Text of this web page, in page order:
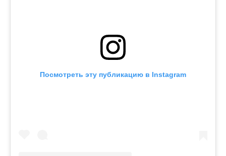
Посмотреть эту публикацию в Instagram